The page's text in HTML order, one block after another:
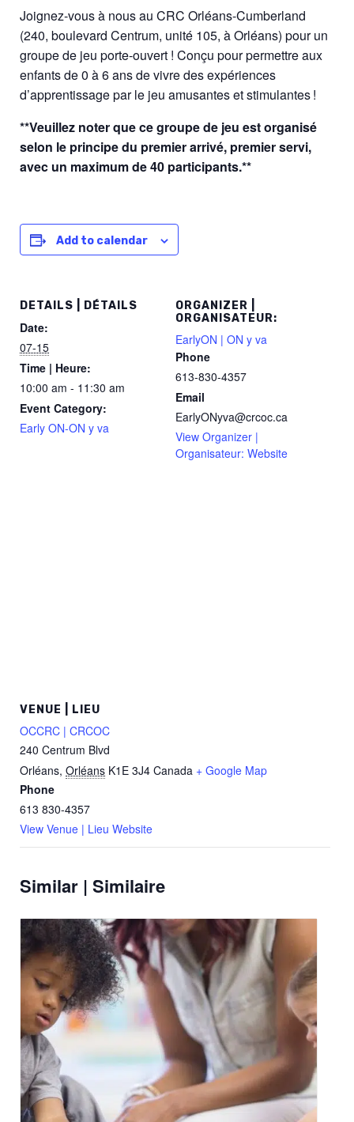
Joignez-vous à nous au CRC Orléans-Cumberland
(240, boulevard Centrum, unité 105, à Orléans) pour un
groupe de jeu porte-ouvert ! Conçu pour permettre aux
enfants de 0 à 6 ans de vivre des expériences
d’apprentissage par le jeu amusantes et stimulantes !
**Veuillez noter que ce groupe de jeu est organisé
selon le principe du premier arrivé, premier servi,
avec un maximum de 40 participants.**
Add to calendar
DETAILS | DÉTAILS
Date:
07-15
Time | Heure:
10:00 am - 11:30 am
Event Category:
Early ON-ON y va
ORGANIZER |
ORGANISATEUR:
EarlyON | ON y va
Phone
613-830-4357
Email
EarlyONyva@crcoc.ca
View Organizer |
Organisateur: Website
VENUE | LIEU
OCCRC | CRCOC
240 Centrum Blvd
Orléans, Orléans K1E 3J4 Canada + Google Map
Phone
613 830-4357
View Venue | Lieu Website
Similar | Similaire